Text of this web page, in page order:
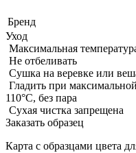
Бренд
Уход
Максимальная
Не отбеливать
Сушка на веревке или
Гладить при
110°C, без пара
Сухая чистка запрещена
Заказать образец
Карта с образцами цвета